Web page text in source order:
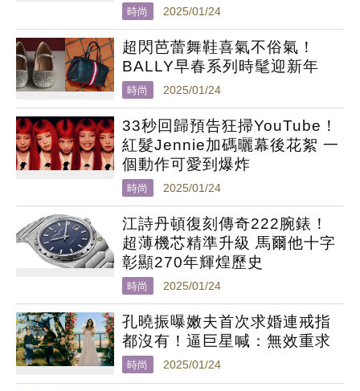
時尚 2025/01/24
超閃芭蕾舞鞋喜氣不俗氣！
BALLY早春系列時髦迎新年
時尚 2025/01/24
33秒回歸預告狂掃YouTube！
紅髮Jennie加碼曬幕後花絮 一
個動作可愛到爆炸
時尚 2025/01/24
江詩丹頓復刻傳奇222腕錶！
超薄機芯精準升級 馬爾他十字
彰顯270年輝煌歷史
時尚 2025/01/24
孔曉振曝嫩夫首次求婚連戒指
都沒有！逼巨星喊：無效重求
時尚 2025/01/24